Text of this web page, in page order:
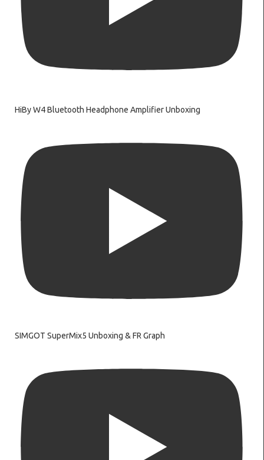
HiBy W4 Bluetooth Headphone Amplifier Unboxing
SIMGOT SuperMix5 Unboxing & FR Graph